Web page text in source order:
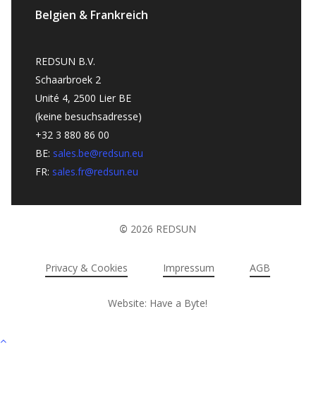
Belgien & Frankreich
REDSUN B.V.
Schaarbroek 2
Unité 4, 2500 Lier BE
(keine besuchsadresse)
+32 3 880 86 00
BE: sales.be@redsun.eu
FR: sales.fr@redsun.eu
© 2026 REDSUN
Privacy & Cookies Impressum AGB
Website: Have a Byte!